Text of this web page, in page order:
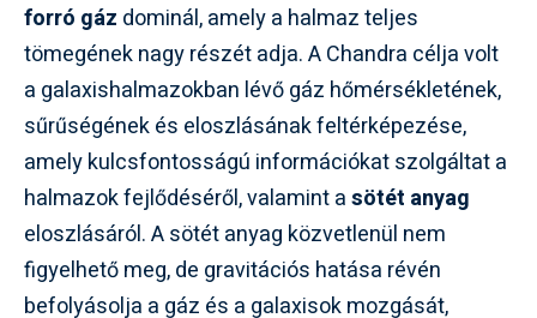
forró gáz dominál, amely a halmaz teljes
tömegének nagy részét adja. A Chandra célja volt
a galaxishalmazokban lévő gáz hőmérsékletének,
sűrűségének és eloszlásának feltérképezése,
amely kulcsfontosságú információkat szolgáltat a
halmazok fejlődéséről, valamint asötét anyag
eloszlásáról. A sötét anyag közvetlenül nem
figyelhető meg, de gravitációs hatása révén
befolyásolja a gáz és a galaxisok mozgását,